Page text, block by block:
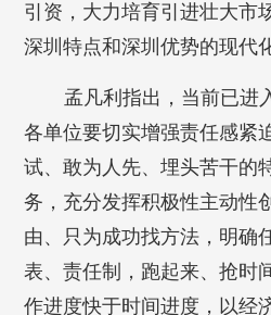
引资，大力培育引进壮大市
深圳特点和深圳优势的现代
孟凡利指出，当前已进
各单位要切实增强责任感紧
试、敢为人先、埋头苦干的
务，充分发挥积极性主动性
由、只为成功找方法，明确
表、责任制，跑起来、抢时
作进度快于时间进度，以经